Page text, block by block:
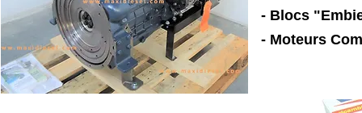
- Blocs
- Moteurs